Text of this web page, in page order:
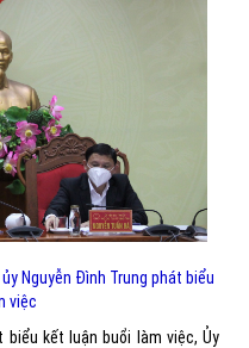
Nguyễn Đình Trung phát biểu
việc
kết luận buổi làm việc, Ủy